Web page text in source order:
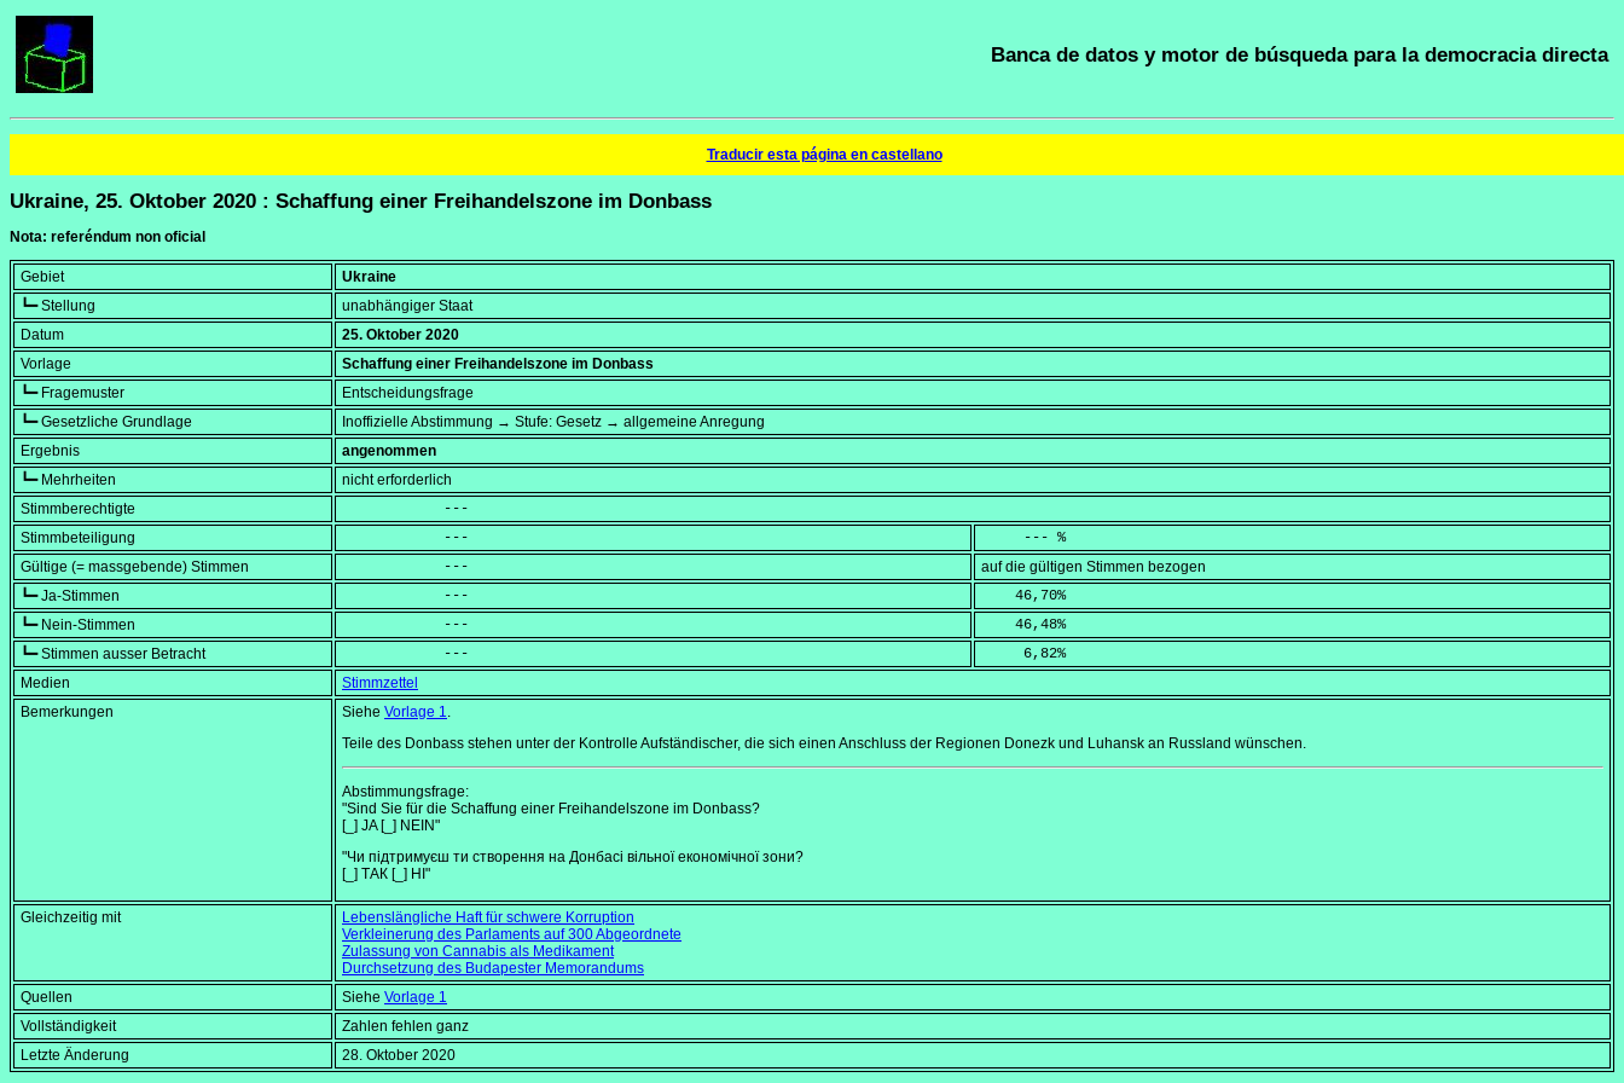
Banca de datos y motor de búsqueda para la democracia directa
Traducir esta página en castellano
Ukraine, 25. Oktober 2020 : Schaffung einer Freihandelszone im Donbass
Nota: referéndum non oficial
Gebiet
Ukraine
┗━ Stellung
unabhängiger Staat
Datum
25. Oktober 2020
Vorlage
Schaffung einer Freihandelszone im Donbass
┗━ Fragemuster
Entscheidungsfrage
┗━ Gesetzliche Grundlage
Inoffizielle Abstimmung → Stufe: Gesetz → allgemeine Anregung
Ergebnis
angenommen
┗━ Mehrheiten
nicht erforderlich
Stimmberechtigte
            ---
Stimmbeteiligung
            ---
     --- %
Gültige (= massgebende) Stimmen
            ---
auf die gültigen Stimmen bezogen
┗━ Ja-Stimmen
            ---
    46,70
%
┗━ Nein-Stimmen
            ---
    46,48
%
┗━ Stimmen ausser Betracht
            ---
     6,82
%
Medien
Stimmzettel
Bemerkungen
Siehe Vorlage 1.
Teile des Donbass stehen unter der Kontrolle Aufständischer, die sich einen Anschluss der Regionen Donezk und Luhansk an Russland wünschen.
Abstimmungsfrage:
"Sind Sie für die Schaffung einer Freihandelszone im Donbass?
[_] JA [_] NEIN"
"Чи підтримуєш ти створення на Донбасі вільної економічної зони?
[_] ТАК [_] НІ"
Gleichzeitig mit
Lebenslängliche Haft für schwere Korruption
Verkleinerung des Parlaments auf 300 Abgeordnete
Zulassung von Cannabis als Medikament
Durchsetzung des Budapester Memorandums
Quellen
Siehe Vorlage 1
Vollständigkeit
Zahlen fehlen ganz
Letzte Änderung
28. Oktober 2020